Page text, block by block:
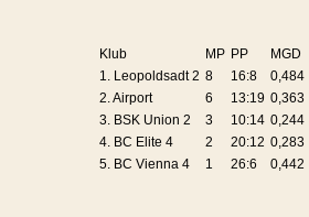
Klub MP PP MGD
1. Leopoldsadt 2 8 16:8 0,484
2. Airport
6 13:19 0,363
3. BSK Union 2
3 10:14 0,244
4. BC Elite 4
2 20:12 0,283
5. BC Vienna 4
1 26:6 0,442